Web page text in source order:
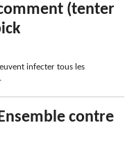
(tenter
infecter tous les
contre